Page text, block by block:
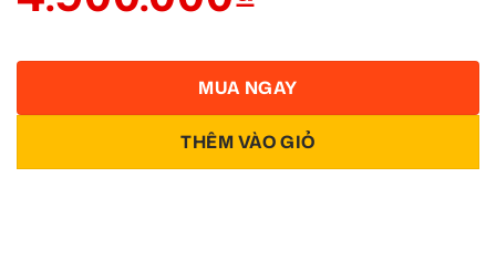
THÊM VÀO GIỎ
MUA NGAY